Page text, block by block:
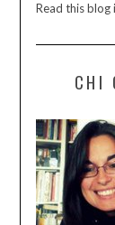
Read this blog
CHI